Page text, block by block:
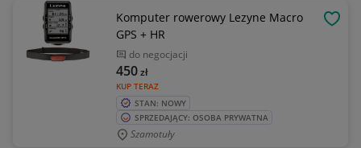
Komputer rowerowy Lezyne Macro
GPS + HR
do negocjacji
KUP TERAZ
450zł
STAN: NOWY
SPRZEDAJĄCY: OSOBA PRYWATNA
Szamotuły